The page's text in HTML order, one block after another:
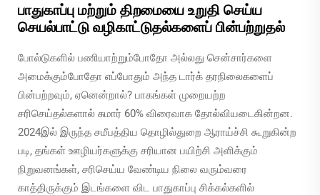
பாதுகாப்பு மற்றும் திறமையை உறுதி செய்ய
செயல்பாட்டு வழிகாட்டுதல்களைப் பின்பற்றுதல்
போல்டுகளில் பணியாற்றும்போதோ அல்லது சென்சார்களை
அமைக்கும்போதோ எப்போதும் அந்த டார்க் தரநிலைகளைப்
பின்பற்றவும், ஏனென்றால்? பாகங்கள் முறையற்ற
சரிசெய்தல்களால் சுமார் 60% விரைவாக தோல்வியடைகின்றன.
2024இல் இருந்த சமீபத்திய தொழில்துறை ஆராய்ச்சி கூறுகின்ற
படி, தங்கள் ஊழியர்களுக்கு சரியான பயிற்சி அளிக்கும்
நிறுவனங்கள், சரிசெய்ய வேண்டிய நிலை வரும்வரை
காத்திருக்கும் இடங்களை விட பாதுகாப்பு சிக்கல்களில்